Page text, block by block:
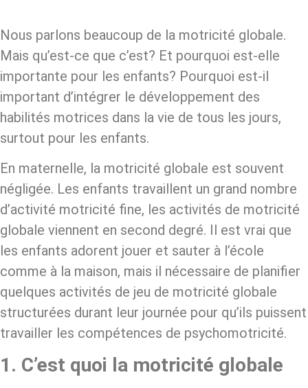
Nous parlons beaucoup de la motricité globale.
Mais qu’est-ce que c’est? Et pourquoi est-elle
importante pour les enfants? Pourquoi est-il
important d’intégrer le développement des
habilités motrices dans la vie de tous les jours,
surtout pour les enfants.
En maternelle, la motricité globale est souvent
négligée. Les enfants travaillent un grand nombre
d’activité motricité fine, les activités de motricité
globale viennent en second degré. Il est vrai que
les enfants adorent jouer et sauter à l’école
comme à la maison, mais il nécessaire de planifier
quelques activités de jeu de motricité globale
structurées durant leur journée pour qu’ils puissent
travailler les compétences de psychomotricité.
1. C’est quoi la motricité globale